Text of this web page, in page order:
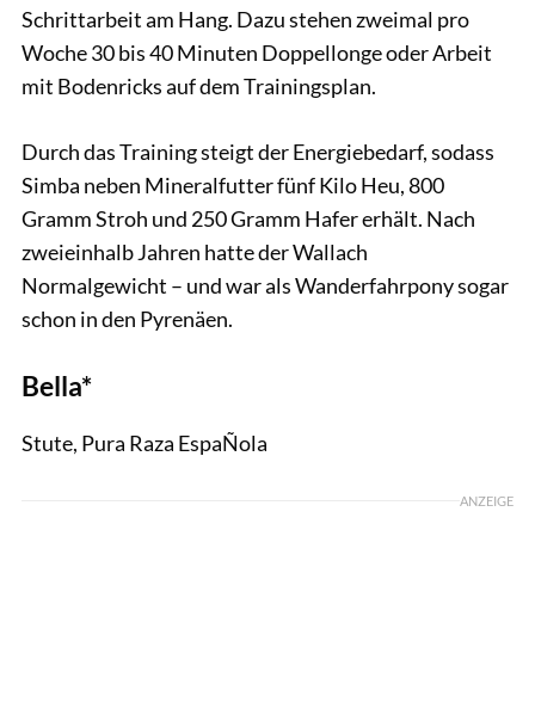
Schrittarbeit am Hang. Dazu stehen zweimal pro
Woche 30 bis 40 Minuten Doppellonge oder Arbeit
mit Bodenricks auf dem Trainingsplan.
Durch das Training steigt der Energiebedarf, sodass
Simba neben Mineralfutter fünf Kilo Heu, 800
Gramm Stroh und 250 Gramm Hafer erhält. Nach
zweieinhalb Jahren hatte der Wallach
Normalgewicht – und war als Wanderfahrpony sogar
schon in den Pyrenäen.
Bella*
Stute, Pura Raza EspaÑola
ANZEIGE